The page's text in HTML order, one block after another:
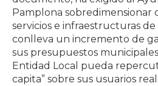
Pamplona sobredimensionar
servicios e infraestructuras
conlleva un incremento de
sus presupuestos
Entidad Local pueda
capita” sobre sus usuarios